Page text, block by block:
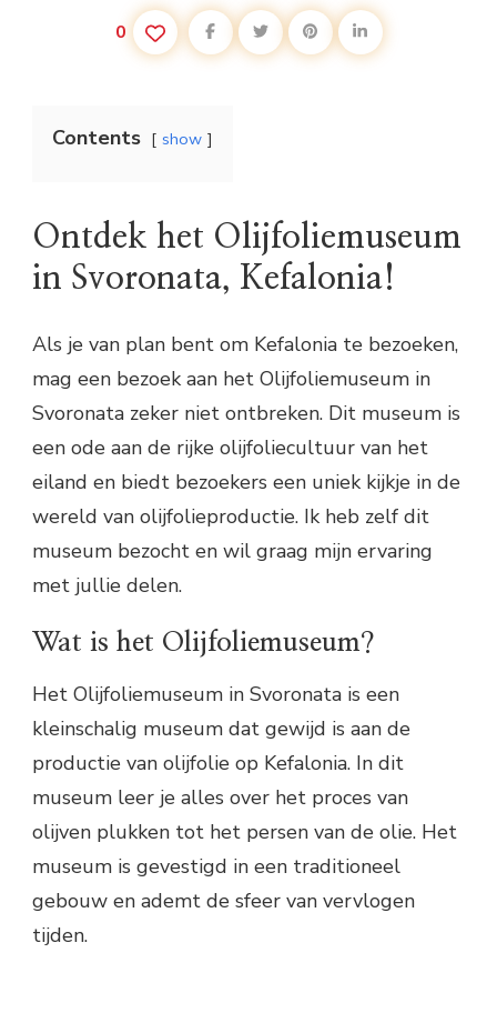
0
Contents show
Ontdek het Olijfoliemuseum
in Svoronata, Kefalonia!
Als je van plan bent om Kefalonia te bezoeken,
mag een bezoek aan het Olijfoliemuseum in
Svoronata zeker niet ontbreken. Dit museum is
een ode aan de rijke olijfoliecultuur van het
eiland en biedt bezoekers een uniek kijkje in de
wereld van olijfolieproductie. Ik heb zelf dit
museum bezocht en wil graag mijn ervaring
met jullie delen.
Wat is het Olijfoliemuseum?
Het Olijfoliemuseum in Svoronata is een
kleinschalig museum dat gewijd is aan de
productie van olijfolie op Kefalonia. In dit
museum leer je alles over het proces van
olijven plukken tot het persen van de olie. Het
museum is gevestigd in een traditioneel
gebouw en ademt de sfeer van vervlogen
tijden.